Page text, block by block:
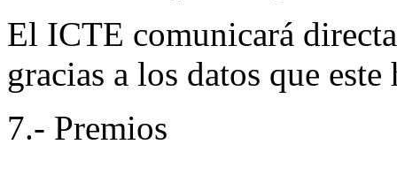
El ICTE comunicará
gracias a los datos que
7.- Premios